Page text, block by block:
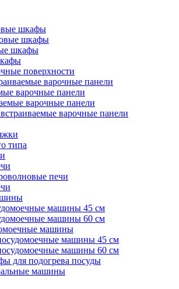
шкафы
шкафы
шкафы
поверхности
варочные панели
варочные панели
варочные панели
варочные панели
типа
печи
машины 45 см
машины 60 см
машины
машины 45 см
машины 60 см
для подогрева посуды
машины